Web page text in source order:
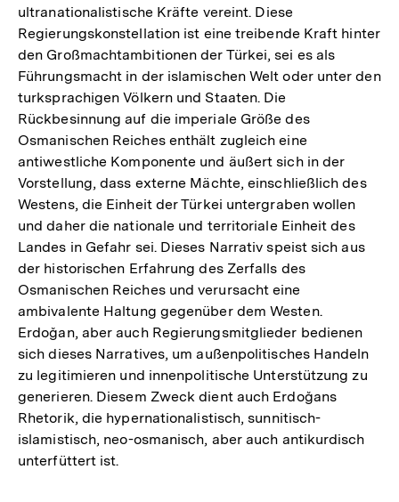
ultranationalistische Kräfte vereint. Diese
Regierungskonstellation ist eine treibende Kraft hinter
den Großmachtambitionen der Türkei, sei es als
Führungsmacht in der islamischen Welt oder unter den
turksprachigen Völkern und Staaten. Die
Rückbesinnung auf die imperiale Größe des
Osmanischen Reiches enthält zugleich eine
antiwestliche Komponente und äußert sich in der
Vorstellung, dass externe Mächte, einschließlich des
Westens, die Einheit der Türkei untergraben wollen
und daher die nationale und territoriale Einheit des
Landes in Gefahr sei. Dieses Narrativ speist sich aus
der historischen Erfahrung des Zerfalls des
Osmanischen Reiches und verursacht eine
ambivalente Haltung gegenüber dem Westen.
Erdoğan, aber auch Regierungsmitglieder bedienen
sich dieses Narratives, um außenpolitisches Handeln
zu legitimieren und innenpolitische Unterstützung zu
generieren. Diesem Zweck dient auch Erdoğans
Rhetorik, die hypernationalistisch, sunnitisch-
islamistisch, neo-osmanisch, aber auch antikurdisch
unterfüttert ist.